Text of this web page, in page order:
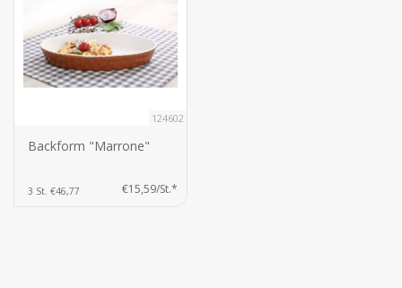
124602
Backform "Marrone"
3 St. €46,77 €15,59/St.*